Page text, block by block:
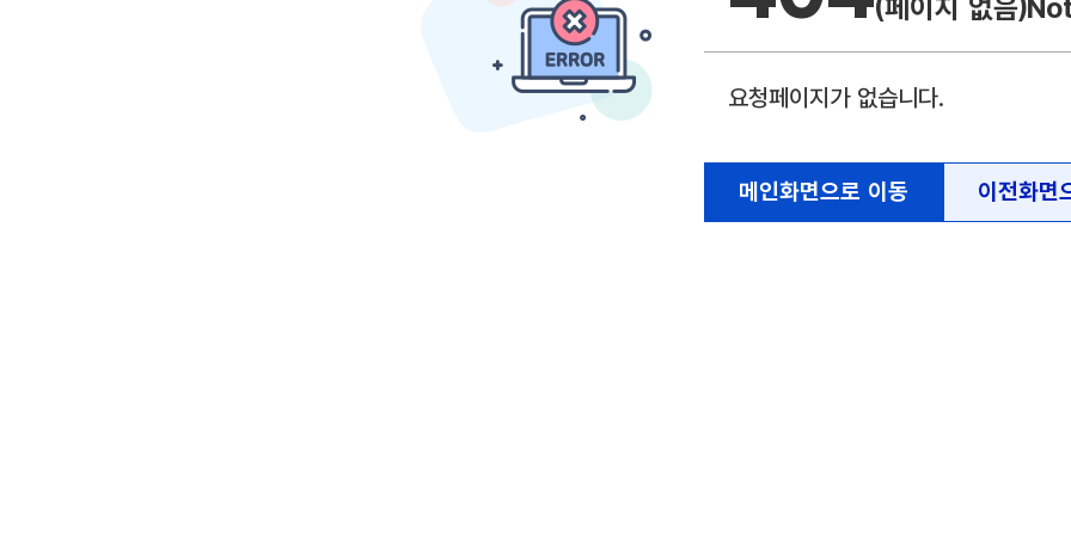
(페이지 없음)
요청페이지가 없습니다.
메인화면으로 이동 이전화면